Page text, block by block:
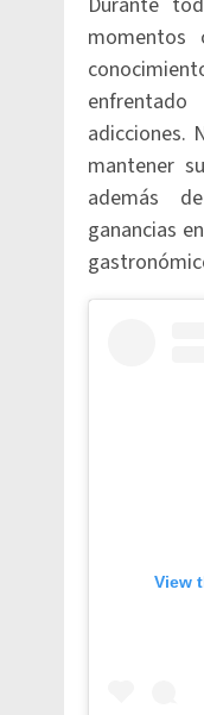
momentos
adicciones.
mantener
además
ganancias
View